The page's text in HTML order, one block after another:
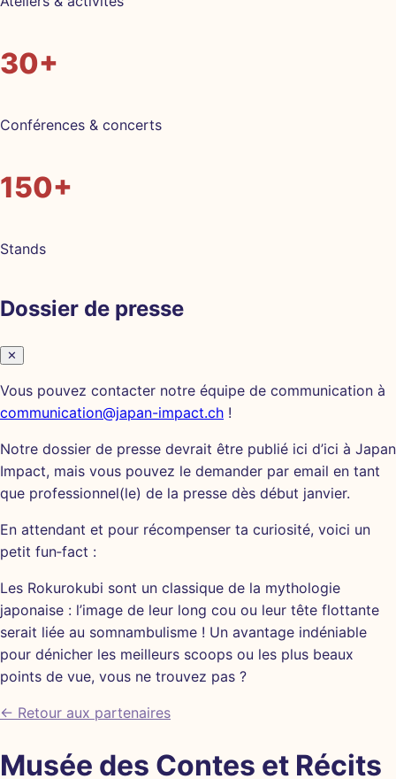
30+
Conférences & concerts
150+
Stands
Dossier de presse
✕
Vous pouvez contacter notre équipe de communication à
communication@japan-impact.ch !
Notre dossier de presse devrait être publié ici d’ici à Japan
Impact, mais vous pouvez le demander par email en tant
que professionnel(le) de la presse dès début janvier.
En attendant et pour récompenser ta curiosité, voici un
petit fun‑fact :
Les Rokurokubi sont un classique de la mythologie
japonaise : l’image de leur long cou ou leur tête flottante
serait liée au somnambulisme ! Un avantage indéniable
pour dénicher les meilleurs scoops ou les plus beaux
points de vue, vous ne trouvez pas ?
← Retour aux partenaires
Musée des Contes et Récits